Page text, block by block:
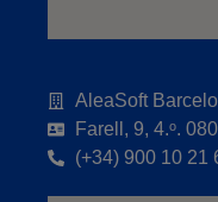
AleaSoft
Farell, 9, 4.ᵒ.
(+34) 900 10 21